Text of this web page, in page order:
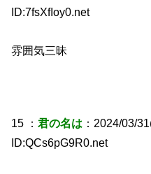
ID:7fsXfIoy0.net
雰囲気三昧
15 ：君の名は ：2024/03/
ID:QCs6pG9R0.net